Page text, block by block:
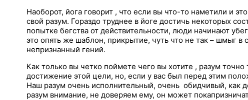
Наоборот, йога говорит , что если вы что-то наметили и
свой разум. Гораздо труднее в йоге достичь некоторых
попытке бегства от действительности, люди начинают
это опять же шаблон, прикрытие, чуть что не так – шмыг в
непризнанный гений.
Как только вы четко поймете чего вы хотите , разум точно
достижение этой цели, но, если у вас был перед этим
Наш разум очень исполнительный, очень обидчивый, как
разум внимание, не доверяем ему, он может